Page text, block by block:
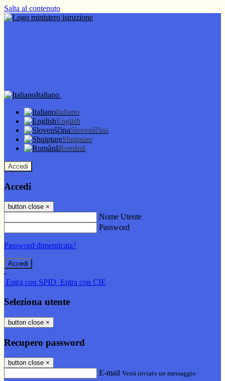
Salta al contenuto
Italiano
Italiano
English
Slovenščina
Shqiptare
Română
Accedi
Accedi
button close ×
Nome Utente
Password
Password dimenticata?
-
Entra con SPID Entra con CIE
Seleziona utente
button close ×
Recupero password
button close ×
E-mail Verrà inviato un messaggio